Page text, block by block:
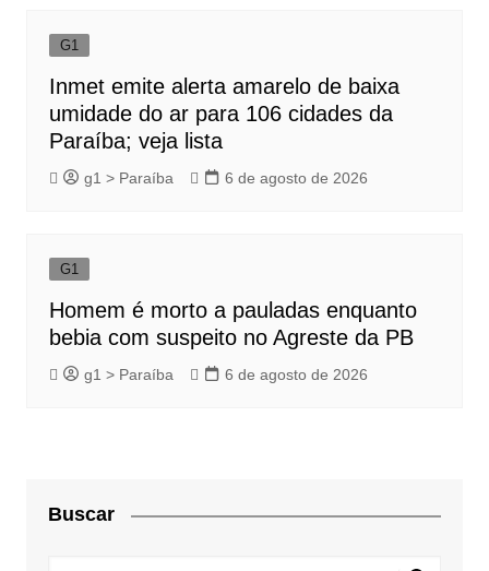
G1
Inmet emite alerta amarelo de baixa
umidade do ar para 106 cidades da
Paraíba; veja lista
g1 > Paraíba 6 de agosto de 2026
G1
Homem é morto a pauladas enquanto
bebia com suspeito no Agreste da PB
g1 > Paraíba 6 de agosto de 2026
Buscar